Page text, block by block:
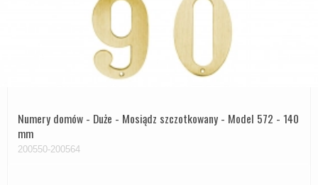
Numery domów - Duże - Mosiądz szczotkowany - Model 572 - 140
mm
200550-200564